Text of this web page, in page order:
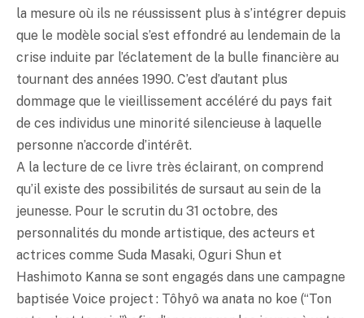
la mesure où ils ne réussissent plus à s’intégrer depuis
que le modèle social s’est effondré au lendemain de la
crise induite par l’éclatement de la bulle financière au
tournant des années 1990. C’est d’autant plus
dommage que le vieillissement accéléré du pays fait
de ces individus une minorité silencieuse à laquelle
personne n’accorde d’intérêt.
A la lecture de ce livre très éclairant, on comprend
qu’il existe des possibilités de sursaut au sein de la
jeunesse. Pour le scrutin du 31 octobre, des
personnalités du monde artistique, des acteurs et
actrices comme Suda Masaki, Oguri Shun et
Hashimoto Kanna se sont engagés dans une campagne
baptisée Voice project : Tôhyô wa anata no koe (“Ton